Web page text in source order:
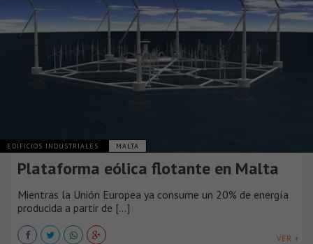
EDIFICIOS INDUSTRIALES MALTA
Plataforma eólica flotante en Malta
Mientras la Unión Europea ya consume un 20% de energía
producida a partir de [...]
VER +